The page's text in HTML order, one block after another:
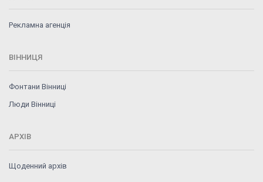
Рекламна агенція
ВІННИЦЯ
Фонтани Вінниці
Люди Вінниці
АРХІВ
Щоденний архів